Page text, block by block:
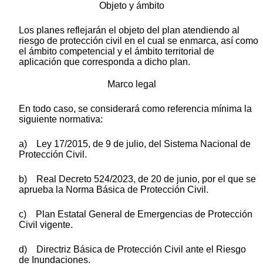
Objeto y ámbito
Los planes reflejarán el objeto del plan atendiendo al
riesgo de protección civil en el cual se enmarca, así como
el ámbito competencial y el ámbito territorial de
aplicación que corresponda a dicho plan.
Marco legal
En todo caso, se considerará como referencia mínima la
siguiente normativa:
a) Ley 17/2015, de 9 de julio, del Sistema Nacional de
Protección Civil.
b) Real Decreto 524/2023, de 20 de junio, por el que se
aprueba la Norma Básica de Protección Civil.
c) Plan Estatal General de Emergencias de Protección
Civil vigente.
d) Directriz Básica de Protección Civil ante el Riesgo
de Inundaciones.